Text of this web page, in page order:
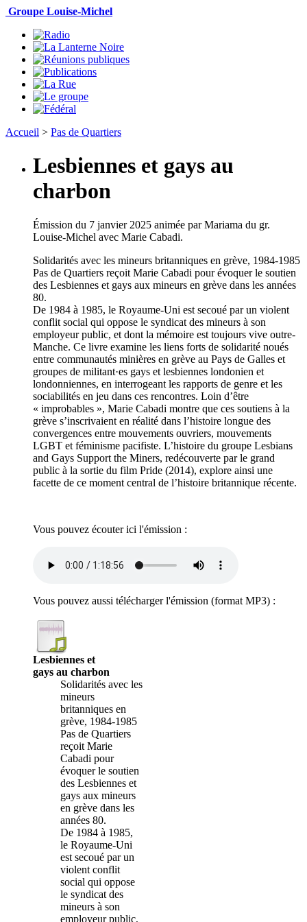
Groupe Louise-Michel
Accueil > Pas de Quartiers
Lesbiennes et gays au
charbon
Émission du 7 janvier 2025 animée par Mariama du gr.
Louise-Michel avec Marie Cabadi.
Solidarités avec les mineurs britanniques en grève, 1984-1985
Pas de Quartiers reçoit Marie Cabadi pour évoquer le soutien
des Lesbiennes et gays aux mineurs en grève dans les années
80.
De 1984 à 1985, le Royaume-Uni est secoué par un violent
conflit social qui oppose le syndicat des mineurs à son
employeur public, et dont la mémoire est toujours vive outre-
Manche. Ce livre examine les liens forts de solidarité noués
entre communautés minières en grève au Pays de Galles et
groupes de militant·es gays et lesbiennes londonien et
londonniennes, en interrogeant les rapports de genre et les
sociabilités en jeu dans ces rencontres. Loin d’être
« improbables », Marie Cabadi montre que ces soutiens à la
grève s’inscrivaient en réalité dans l’histoire longue des
convergences entre mouvements ouvriers, mouvements
LGBT et féminisme pacifiste. L’histoire du groupe Lesbians
and Gays Support the Miners, redécouverte par le grand
public à la sortie du film Pride (2014), explore ainsi une
facette de ce moment central de l’histoire britannique récente.
Vous pouvez écouter ici l'émission :
Vous pouvez aussi télécharger l'émission (format MP3) :
Lesbiennes et
gays au charbon
Solidarités avec les
mineurs
britanniques en
grève, 1984-1985
Pas de Quartiers
reçoit Marie
Cabadi pour
évoquer le soutien
des Lesbiennes et
gays aux mineurs
en grève dans les
années 80.
De 1984 à 1985,
le Royaume-Uni
est secoué par un
violent conflit
social qui oppose
le syndicat des
mineurs à son
employeur public,